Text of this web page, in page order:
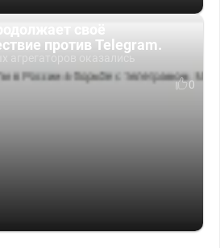
против Telegram.
агрегаторов оказались
0